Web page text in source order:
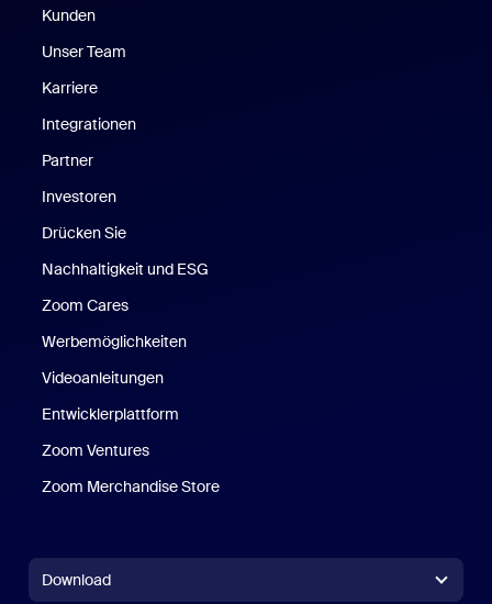
Kunden
Unser Team
Karriere
Integrationen
Partner
Investoren
Drücken Sie
Nachhaltigkeit und ESG
Zoom Cares
Werbemöglichkeiten
Videoanleitungen
Entwicklerplattform
Zoom Ventures
Zoom Merchandise Store
Download